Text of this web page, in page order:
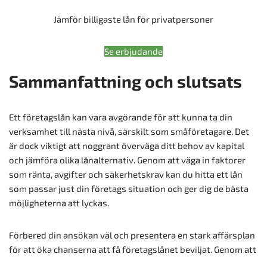
Jämför billigaste lån för privatpersoner
Se erbjudande
Sammanfattning och slutsats
Ett företagslån kan vara avgörande för att kunna ta din
verksamhet till nästa nivå, särskilt som småföretagare. Det
är dock viktigt att noggrant överväga ditt behov av kapital
och jämföra olika lånalternativ. Genom att väga in faktorer
som ränta, avgifter och säkerhetskrav kan du hitta ett lån
som passar just din företags situation och ger dig de bästa
möjligheterna att lyckas.
Förbered din ansökan väl och presentera en stark affärsplan
för att öka chanserna att få företagslånet beviljat. Genom att